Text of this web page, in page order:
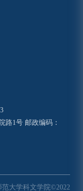
路1号 邮政编码：
范大学科文学院©2022